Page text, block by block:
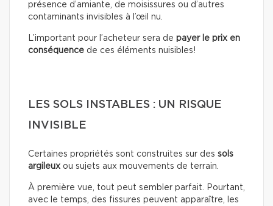
présence d’amiante, de moisissures ou d’autres
contaminants invisibles à l’œil nu.
L’important pour l’acheteur sera de payer le prix en
conséquence de ces éléments nuisibles!
LES SOLS INSTABLES : UN RISQUE
INVISIBLE
Certaines propriétés sont construites sur des sols
argileux ou sujets aux mouvements de terrain.
À première vue, tout peut sembler parfait. Pourtant,
avec le temps, des fissures peuvent apparaître, les